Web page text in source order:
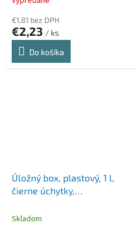
€1,81 bez DPH
€2,23 / ks
Do košíka
Úložný box, plastový, 1 l,
čierne úchytky,
priehľadný
Skladom